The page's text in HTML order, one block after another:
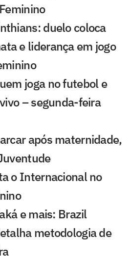
duelo coloca
e liderança em jogo
joga no futebol e
– segunda-feira
após maternidade,
o Internacional no
e mais: Brazil
metodologia de